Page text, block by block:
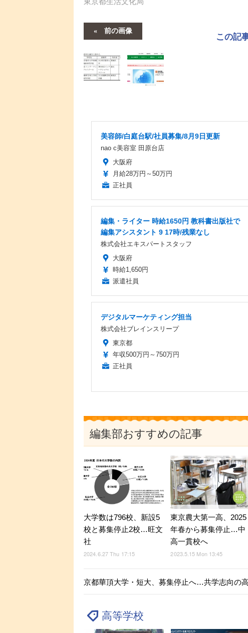
前の画像
この記
美容師/白庭台駅/社員募集/8月9日更新
nao c美容室 田原台店
大阪府
月給28万円～50万円
正社員
編集・ライター 時給1650円 教科書出版社で
編集アシスタント 9 17時/残業なし
株式会社エキスパートスタッフ
大阪府
時給1,650円
派遣社員
デジタルマーケティング担当
株式会社ブレインスリープ
東京都
年収500万円～750万円
正社員
編集部おすすめの記事
大学数は796校、新設5
校と募集停止2校…旺文
社
2024.6.27 Thu 17:15
東京農大第一高、2025
年春から募集停止…中
高一貫校へ
2023.5.15 Mon 13:45
京都華頂大学・短大、募集停止へ…共学志向の
高等学校